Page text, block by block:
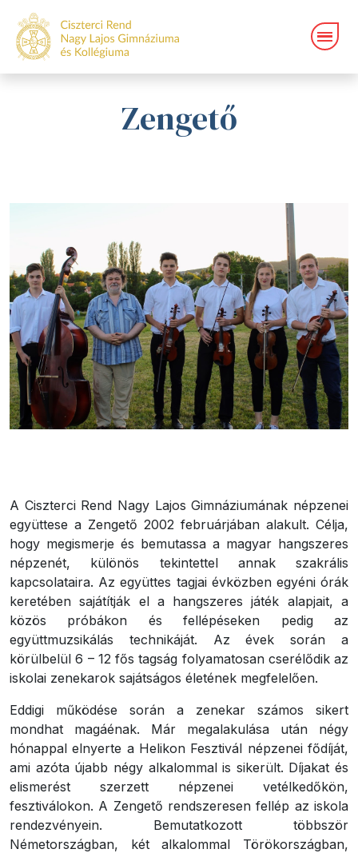
Zengető
A Ciszterci Rend Nagy Lajos Gimnáziumának népzenei
együttese a Zengető 2002 februárjában alakult. Célja,
hogy megismerje és bemutassa a magyar hangszeres
népzenét, különös tekintettel annak szakrális
kapcsolataira. Az együttes tagjai évközben egyéni órák
keretében sajátítják el a hangszeres játék alapjait, a
közös próbákon és fellépéseken pedig az
együttmuzsikálás technikáját. Az évek során a
körülbelül 6 – 12 fős tagság folyamatosan cserélődik az
iskolai zenekarok sajátságos életének megfelelően.
Eddigi működése során a zenekar számos sikert
mondhat magáénak. Már megalakulása után négy
hónappal elnyerte a Helikon Fesztivál népzenei fődíját,
ami azóta újabb négy alkalommal is sikerült. Díjakat és
elismerést szerzett népzenei vetélkedőkön,
fesztiválokon. A Zengető rendszeresen fellép az iskola
rendezvényein. Bemutatkozott többször
Németországban, két alkalommal Törökországban,